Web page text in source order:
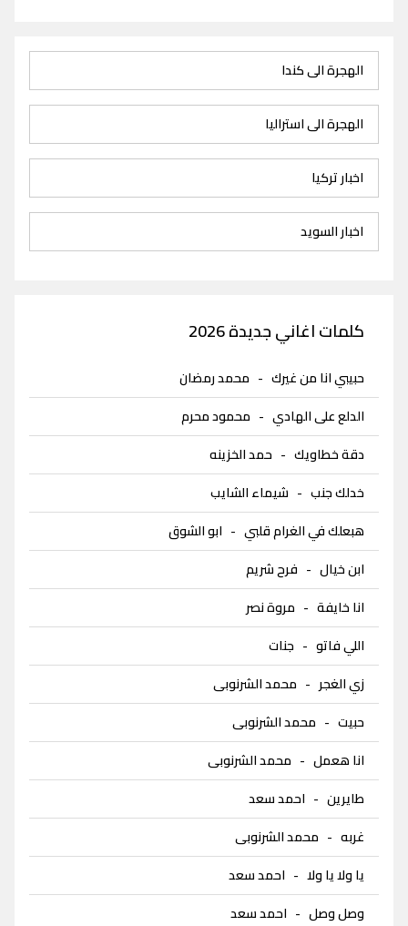
الهجرة الى كندا
الهجرة الى استراليا
اخبار تركيا
اخبار السويد
كلمات اغاني جديدة 2026
حبيبي انا من غيرك - محمد رمضان
الدلع على الهادي - محمود محرم
دقة خطاويك - حمد الخزينه
خدلك جنب - شيماء الشايب
هبعلك في الغرام قلبي - ابو الشوق
ابن خيال - فرح شريم
انا خايفة - مروة نصر
اللي فاتو - جنات
زي الغجر - محمد الشرنوبى
حبيت - محمد الشرنوبى
انا هعمل - محمد الشرنوبى
طايرين - احمد سعد
غربه - محمد الشرنوبى
يا ولا يا ولا - احمد سعد
وصل وصل - احمد سعد